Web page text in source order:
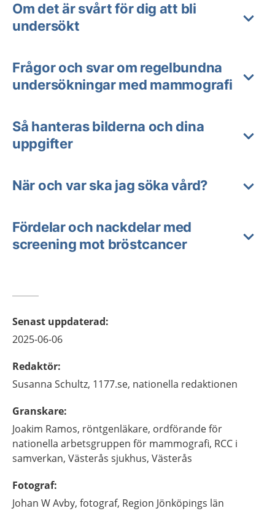
Om det är svårt för dig att bli
undersökt
Frågor och svar om regelbundna
undersökningar med mammografi
Så hanteras bilderna och dina
uppgifter
När och var ska jag söka vård?
Fördelar och nackdelar med
screening mot bröstcancer
Senast uppdaterad:
2025-06-06
Redaktör:
Susanna Schultz, 1177.se, nationella redaktionen
Granskare:
Joakim Ramos, röntgenläkare, ordförande för
nationella arbetsgruppen för mammografi, RCC i
samverkan, Västerås sjukhus, Västerås
Fotograf:
Johan W Avby, fotograf, Region Jönköpings län